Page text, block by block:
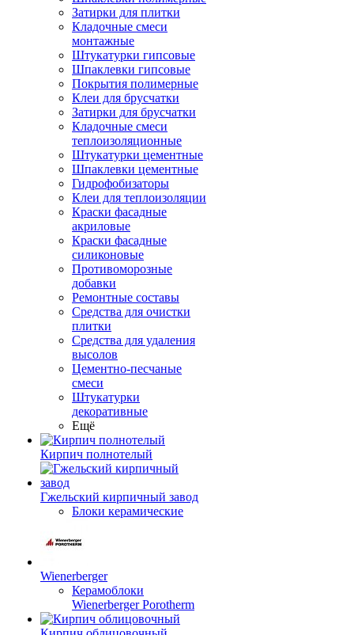
Затирки для плитки
Кладочные смеси
монтажные
Штукатурки гипсовые
Шпаклевки гипсовые
Покрытия полимерные
Клеи для брусчатки
Затирки для брусчатки
Кладочные смеси
теплоизоляционные
Штукатурки цементные
Шпаклевки цементные
Гидрофобизаторы
Клеи для теплоизоляции
Краски фасадные
акриловые
Краски фасадные
силиконовые
Противоморозные
добавки
Ремонтные составы
Средства для очистки
плитки
Средства для удаления
высолов
Цементно-песчаные
смеси
Штукатурки
декоративные
Ещё
Кирпич полнотелый
Гжельский кирпичный завод
Блоки керамические
Wienerberger
Керамоблоки
Wienerberger Porotherm